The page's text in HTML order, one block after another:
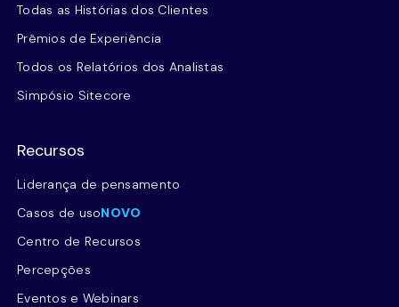
Todas as Histórias dos Clientes
Prêmios de Experiência
Todos os Relatórios dos Analistas
Simpósio Sitecore
Recursos
Liderança de pensamento
Casos de usoNOVO
Centro de Recursos
Percepções
Eventos e Webinars